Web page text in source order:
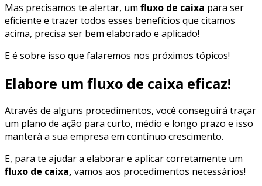
Mas precisamos te alertar, um fluxo de caixa para ser
eficiente e trazer todos esses benefícios que citamos
acima, precisa ser bem elaborado e aplicado!
E é sobre isso que falaremos nos próximos tópicos!
Elabore um fluxo de caixa eficaz!
Através de alguns procedimentos, você conseguirá traçar
um plano de ação para curto, médio e longo prazo e isso
manterá a sua empresa em contínuo crescimento.
E, para te ajudar a elaborar e aplicar corretamente um
fluxo de caixa, vamos aos procedimentos necessários!